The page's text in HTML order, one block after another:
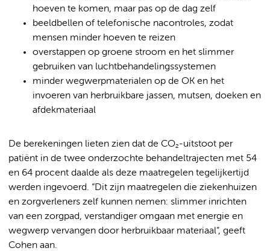
hoeven te komen, maar pas op de dag zelf
beeldbellen of telefonische nacontroles, zodat
mensen minder hoeven te reizen
overstappen op groene stroom en het slimmer
gebruiken van luchtbehandelingssystemen
minder wegwerpmaterialen op de OK en het
invoeren van herbruikbare jassen, mutsen, doeken en
afdekmateriaal
De berekeningen lieten zien dat de CO₂-uitstoot per
patiënt in de twee onderzochte behandeltrajecten met 54
en 64 procent daalde als deze maatregelen tegelijkertijd
werden ingevoerd. “Dit zijn maatregelen die ziekenhuizen
en zorgverleners zelf kunnen nemen: slimmer inrichten
van een zorgpad, verstandiger omgaan met energie en
wegwerp vervangen door herbruikbaar materiaal”, geeft
Cohen aan.